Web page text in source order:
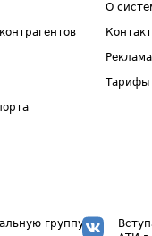
О
Тарифы
группу